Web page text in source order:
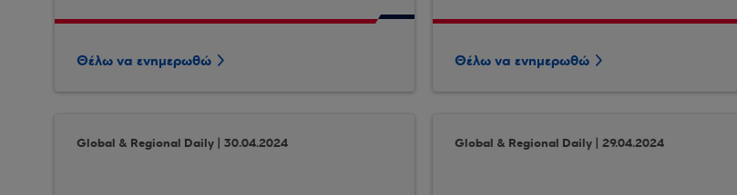
Θέλω να ενημερωθώ Θέλω να ενημερωθώ
Global & Regional Daily | 30.04.2024 Global & Regional Daily | 29.04.2024